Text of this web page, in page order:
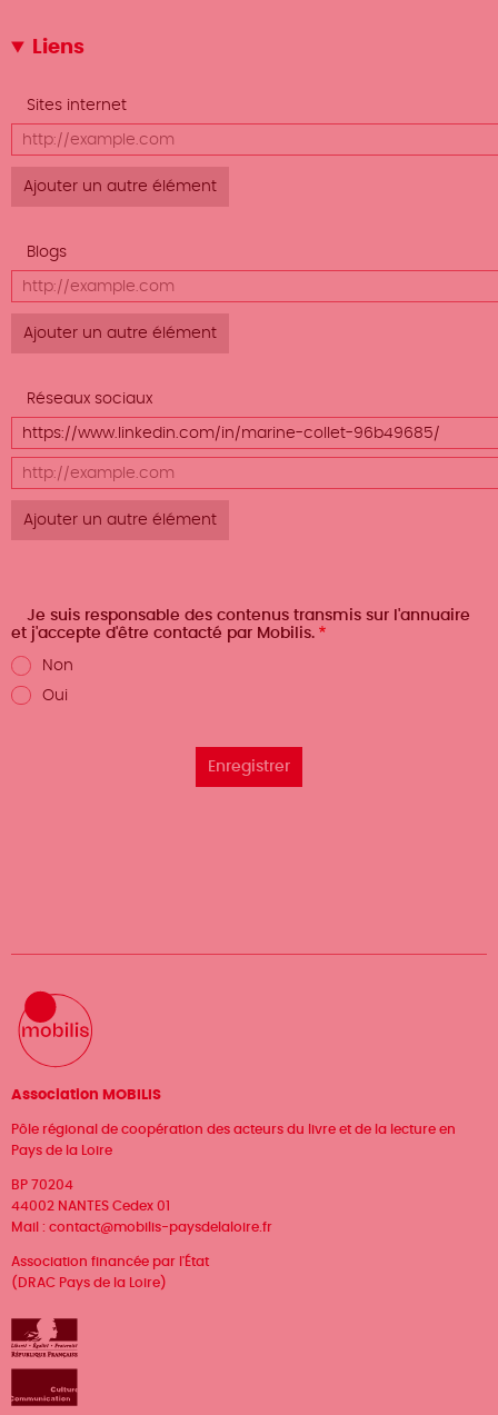
Liens
Afficher
le poids
des
Sites internet
URL
Afficher
le poids
des
Blogs
URL
Afficher
le poids
des
lignes
Réseaux sociaux
URL
URL
Je suis responsable des contenus transmis sur l'annuaire
et j'accepte d'être contacté par Mobilis.
Non
Oui
Association MOBILIS
Pôle régional de coopération des acteurs du livre et de la lecture en
Pays de la Loire
BP 70204
44002 NANTES Cedex 01
Mail : contact@mobilis-paysdelaloire.fr
Association financée par l'État
(DRAC Pays de la Loire)